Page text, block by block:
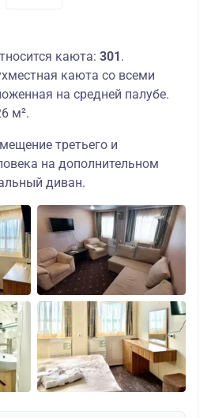
каюта: 301.
каюта со всеми
на средней палубе.
м².
третьего и
на дополнительном
диван.